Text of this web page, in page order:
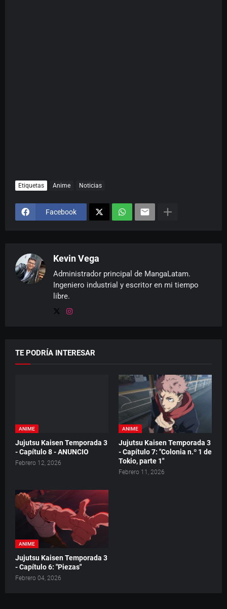
Etiquetas Anime Noticias
Facebook
Kevin Vega
Administrador principal de MangaLatam.
Ingeniero industrial y escritor en mi tiempo
libre.
TE PODRÍA INTERESAR
ANIME
Jujutsu Kaisen Temporada 3
- Capítulo 8 - ANUNCIO
Febrero 12, 2026
ANIME
Jujutsu Kaisen Temporada 3
- Capítulo 7: "Colonia n.º 1 de
Tokio, parte 1"
Febrero 11, 2026
ANIME
Jujutsu Kaisen Temporada 3
- Capítulo 6: "Piezas"
Febrero 04, 2026